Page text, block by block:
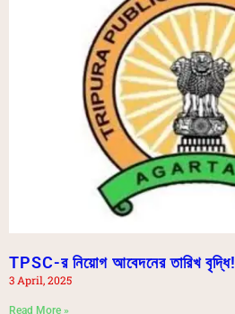
TPSC-র নিয়োগ আবেদনের তারিখ বৃদ্ধি!
3 April, 2025
Read More »